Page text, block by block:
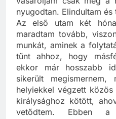
vásároljam csak meg a
nyugodtan. Elindultam
Az első utam két
maradtam tovább,
munkát, aminek a
tűnt ahhoz, hogy
ekkor már hosszabb
sikerült
helyiekkel végzett
királysághoz kötött,